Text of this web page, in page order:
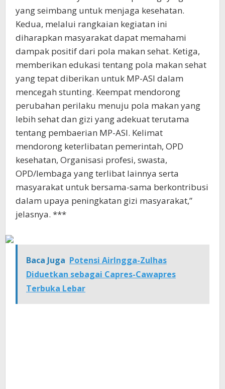
yang seimbang untuk menjaga kesehatan.
Kedua, melalui rangkaian kegiatan ini
diharapkan masyarakat dapat memahami
dampak positif dari pola makan sehat. Ketiga,
memberikan edukasi tentang pola makan sehat
yang tepat diberikan untuk MP-ASI dalam
mencegah stunting. Keempat mendorong
perubahan perilaku menuju pola makan yang
lebih sehat dan gizi yang adekuat terutama
tentang pembaerian MP-ASI. Kelimat
mendorong keterlibatan pemerintah, OPD
kesehatan, Organisasi profesi, swasta,
OPD/lembaga yang terlibat lainnya serta
masyarakat untuk bersama-sama berkontribusi
dalam upaya peningkatan gizi masyarakat,”
jelasnya. ***
Baca Juga Potensi Airlngga-Zulhas
Diduetkan sebagai Capres-Cawapres
Terbuka Lebar